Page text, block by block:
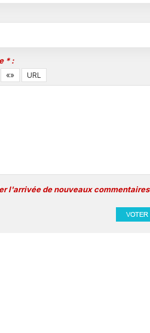
* :
l'arrivée de nouveaux commentaires